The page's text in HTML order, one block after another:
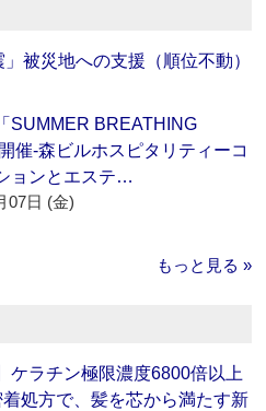
被災地への支援（順位不動）
SUMMER BREATHING
催‐森ビルホスピタリティーコ
ョンとエステ…
07日 (金)
もっと見る »
ケラチン極限濃度6800倍以上
処方で、髪を芯から満たす新